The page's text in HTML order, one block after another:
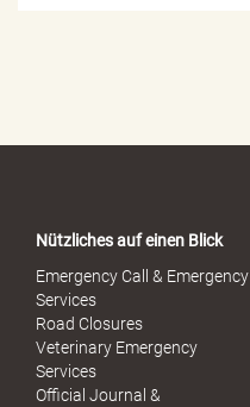
o
S
Nützliches auf einen Blick
Emergency Call & Emergency
Services
Road Closures
Veterinary Emergency
Services
Official Journal &